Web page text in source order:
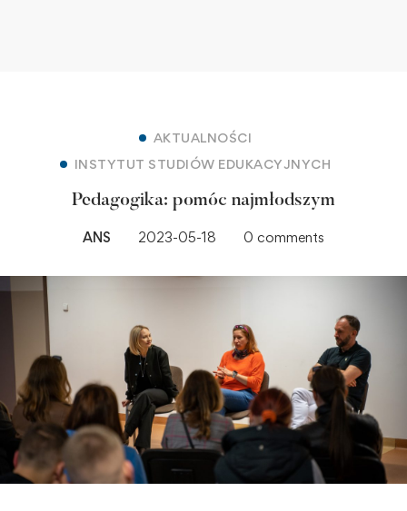
AKTUALNOŚCI
INSTYTUT STUDIÓW EDUKACYJNYCH
Pedagogika: pomóc najmłodszym
ANS 2023-05-18 0 comments